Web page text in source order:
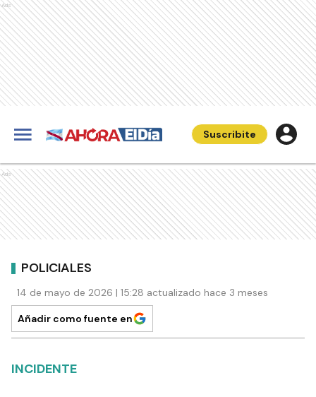
Ads
Suscribite
Ads
POLICIALES
14 de mayo de 2026 | 15:28 actualizado hace 3 meses
Añadir como fuente en
INCIDENTE